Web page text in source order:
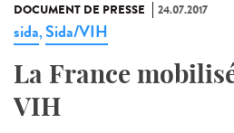
DOCUMENT DE PRESSE 24.07.2017
sida,Sida/VIH
La France
VIH